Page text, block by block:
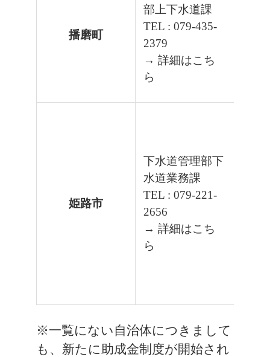
播磨町
部上下水道課
TEL : 079-435-
2379
→ 詳細はこち
ら
姫路市
下水道管理部下
水道業務課
TEL : 079-221-
2656
→ 詳細はこち
ら
※一覧にない自治体につきまして
も、新たに助成金制度が開始され